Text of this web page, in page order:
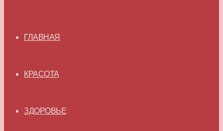
ГЛАВНАЯ
КРАСОТА
ЗДОРОВЬЕ